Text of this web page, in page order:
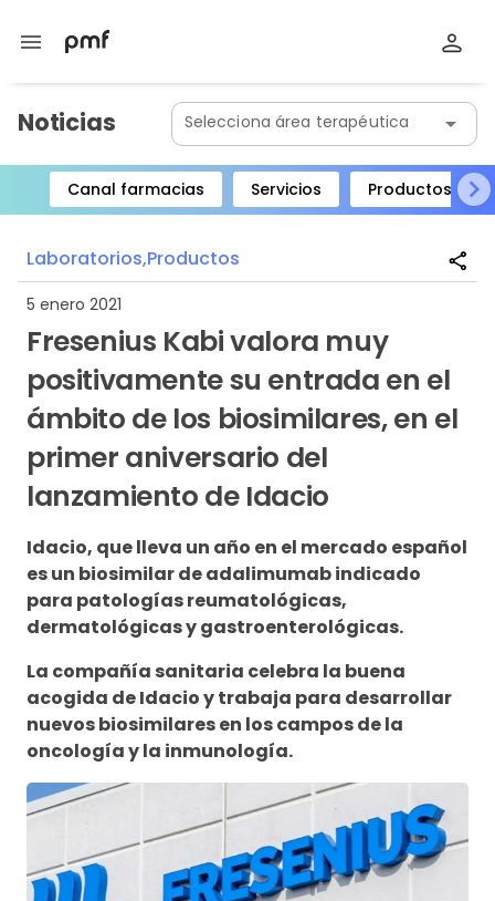
menu
Noticias Selecciona área terapéutica arrow_drop_down
Canal farmacias Servicios
Productos
Item
of
8
Laboratorios,Productos share
5 enero 2021
Fresenius Kabi valora muy
positivamente su entrada en el
ámbito de los biosimilares, en el
primer aniversario del
lanzamiento de Idacio
Idacio, que lleva un año en el mercado español
es un biosimilar de adalimumab indicado
para patologías reumatológicas,
dermatológicas y gastroenterológicas.
La compañía sanitaria celebra la buena
acogida de Idacio y trabaja para desarrollar
nuevos biosimilares en los campos de la
oncología y la inmunología.